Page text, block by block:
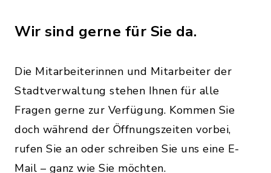
Wir sind gerne für Sie da.
Die Mitarbeiterinnen und Mitarbeiter der
Stadtverwaltung stehen Ihnen für alle
Fragen gerne zur Verfügung. Kommen Sie
doch während der Öffnungszeiten vorbei,
rufen Sie an oder schreiben Sie uns eine E-
Mail – ganz wie Sie möchten.